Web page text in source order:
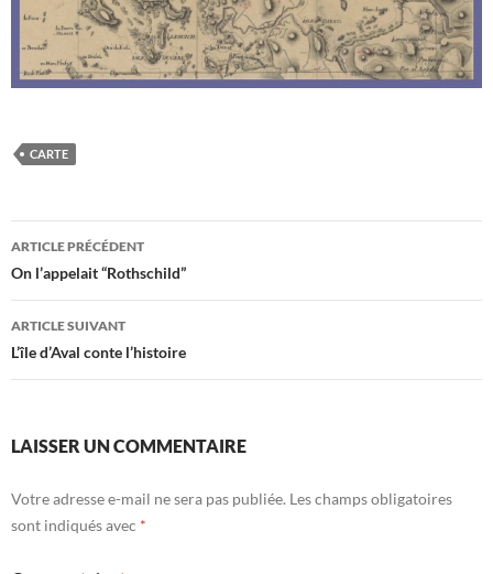
CARTE
Navigation
des
articles
ARTICLE PRÉCÉDENT
On l’appelait “Rothschild”
ARTICLE SUIVANT
L’île d’Aval conte l’histoire
LAISSER UN COMMENTAIRE
Votre adresse e-mail ne sera pas publiée. Les champs obligatoires
sont indiqués avec *